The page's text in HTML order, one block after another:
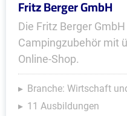
Fritz Berger GmbH
Die Fritz Berger
Campingzubehör mit
Online-Shop.
Branche: Wirtschaft
11 Ausbildungen